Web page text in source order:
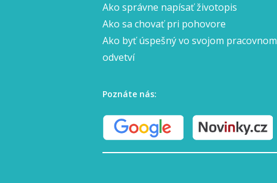
Ako správne napísať životopis
Ako sa chovať pri pohovore
Ako byť úspešný vo svojom pracovnom
odvetví
Poznáte nás: